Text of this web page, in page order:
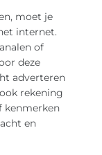
moet je
internet.
of
deze
adverteren
rekening
kenmerken
en